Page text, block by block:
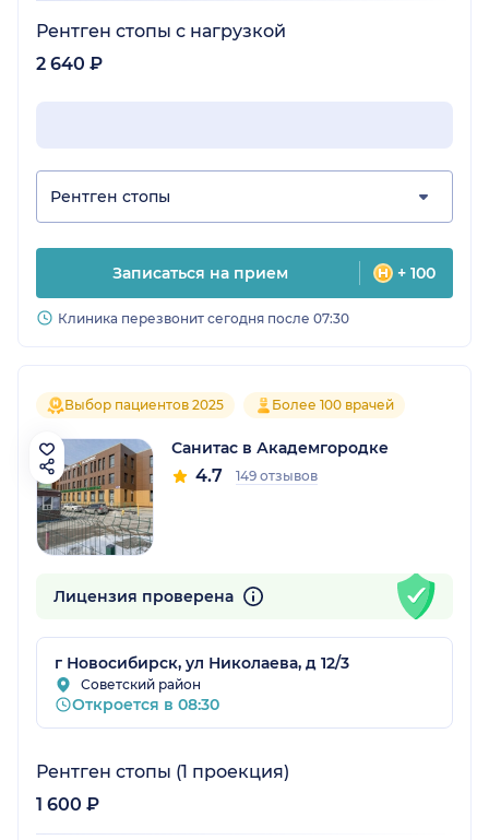
Рентген стопы с нагрузкой
2 640 ₽
Рентген стопы
Записаться на прием + 100
Клиника перезвонит сегодня после 07:30
Выбор пациентов 2025 Более 100 врачей
Санитас в Академгородке
4.7 149 отзывов
Лицензия проверена
г Новосибирск, ул Николаева, д 12/3
Советский район
Откроется в 08:30
Рентген стопы (1 проекция)
1 600 ₽